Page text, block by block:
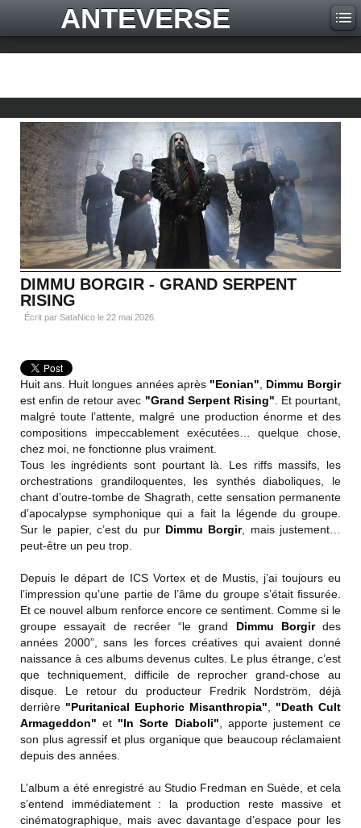
ANTEVERSE
DIMMU BORGIR - GRAND SERPENT
RISING
Écrit par SataNico le 22 mai 2026
Huit ans. Huit longues années après "Eonian"
Dimmu Borgir
est enfin de retour avec "Grand Serpent Rising" . Et pourtant,
malgré toute l’attente, malgré une production énorme et des
compositions impeccablement exécutées… quelque chose,
chez moi, ne fonctionne plus vraiment.
Tous les ingrédients sont pourtant là. Les riffs massifs, les
orchestrations grandiloquentes, les synthés diaboliques, le
chant d’outre-tombe de Shagrath, cette sensation permanente
d’apocalypse symphonique qui a fait la légende du groupe.
Sur le papier, c’est du pur Dimmu Borgir, mais justement…
peut-être un peu trop.
Depuis le départ de ICS Vortex et de Mustis, j’ai toujours eu
l’impression qu’une partie de l’âme du groupe s’était fissurée.
Et ce nouvel album renforce encore ce sentiment. Comme si le
groupe essayait de recréer “le grand Dimmu Borgirdes
années 2000”, sans les forces créatives qui avaient donné
naissance à ces albums devenus cultes. Le plus étrange, c’est
que techniquement, difficile de reprocher grand-chose au
disque. Le retour du producteur Fredrik Nordström, déjà
derrière "Puritanical Euphoric Misanthropia"
"Death Cult
Armageddon" et "In Sorte Diaboli" , apporte justement ce
son plus agressif et plus organique que beaucoup réclamaient
depuis des années.
L’album a été enregistré au Studio Fredman en Suède, et cela
s’entend immédiatement : la production reste massive et
cinématographique, mais avec davantage d’espace pour les